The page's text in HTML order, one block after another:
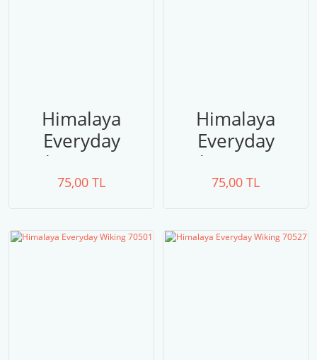
Himalaya
Everyday
Wiking 70512
75,00 TL
Himalaya
Everyday
Wiking 70507
75,00 TL